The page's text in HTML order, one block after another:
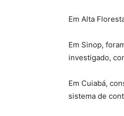
Em Alta
Em Sinop,
investigado,
Em Cuiabá,
sistema de